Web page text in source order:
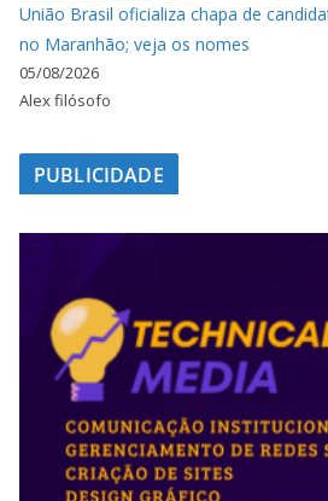
União Brasil oficializa chapa de
no Maranhão; veja os nomes
05/08/2026
Alex filósofo
PUBLICIDADE